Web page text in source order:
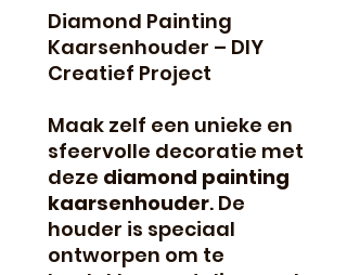
Diamond Painting
Kaarsenhouder – DIY
Creatief Project
Maak zelf een unieke en
sfeervolle decoratie met
deze diamond painting
kaarsenhouder. De
houder is speciaal
ontworpen om te